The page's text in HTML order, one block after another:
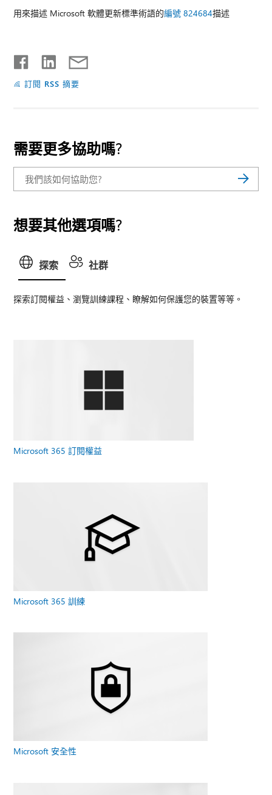
用來描述 Microsoft 軟體更新標準術語的編號 824684描述
訂閱 RSS 摘要
需要更多協助嗎?
想要其他選項嗎?
探索 社群
探索訂閱權益、瀏覽訓練課程、瞭解如何保護您的裝置等等。
Microsoft 365 訂閱權益
Microsoft 365 訓練
Microsoft 安全性